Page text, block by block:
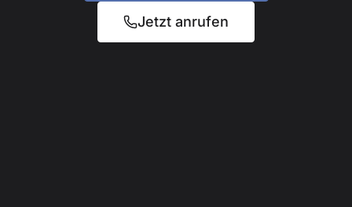
Jetzt anrufen